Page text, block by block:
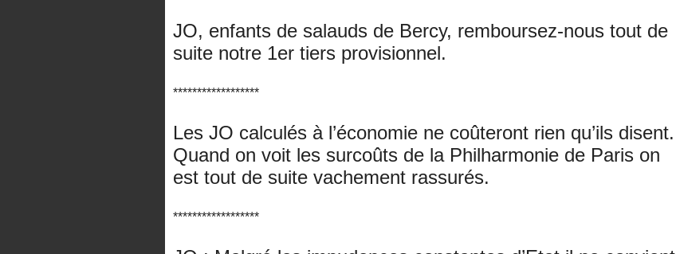
JO, enfants de salauds de Bercy, remboursez-nous tout de
suite notre 1er tiers provisionnel.
******************
Les JO calculés à l’économie ne coûteront rien qu’ils disent.
Quand on voit les surcoûts de la Philharmonie de Paris on
est tout de suite vachement rassurés.
******************